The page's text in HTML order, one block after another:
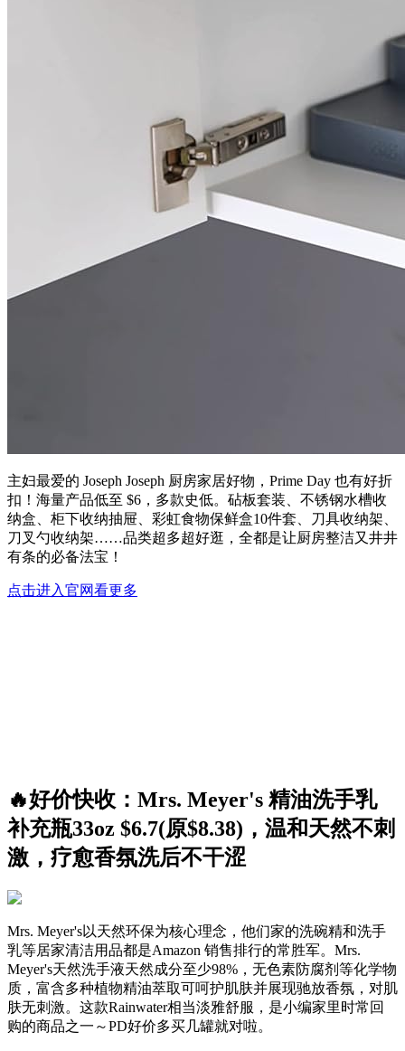
主妇最爱的 Joseph Joseph 厨房家居好物，Prime Day 也有好折
扣！海量产品低至 $6，多款史低。砧板套装、不锈钢水槽收
纳盒、柜下收纳抽屉、彩虹食物保鲜盒10件套、刀具收纳架、
刀叉勺收纳架……品类超多超好逛，全都是让厨房整洁又井井
有条的必备法宝！
点击进入官网看更多
🔥好价快收：Mrs. Meyer's 精油洗手乳
补充瓶33oz $6.7(原$8.38)，温和天然不刺
激，疗愈香氛洗后不干涩
Mrs. Meyer's以天然环保为核心理念，他们家的洗碗精和洗手
乳等居家清洁用品都是Amazon 销售排行的常胜军。Mrs.
Meyer's天然洗手液天然成分至少98%，无色素防腐剂等化学物
质，富含多种植物精油萃取可呵护肌肤并展现驰放香氛，对肌
肤无刺激。这款Rainwater相当淡雅舒服，是小编家里时常回
购的商品之一～PD好价多买几罐就对啦。